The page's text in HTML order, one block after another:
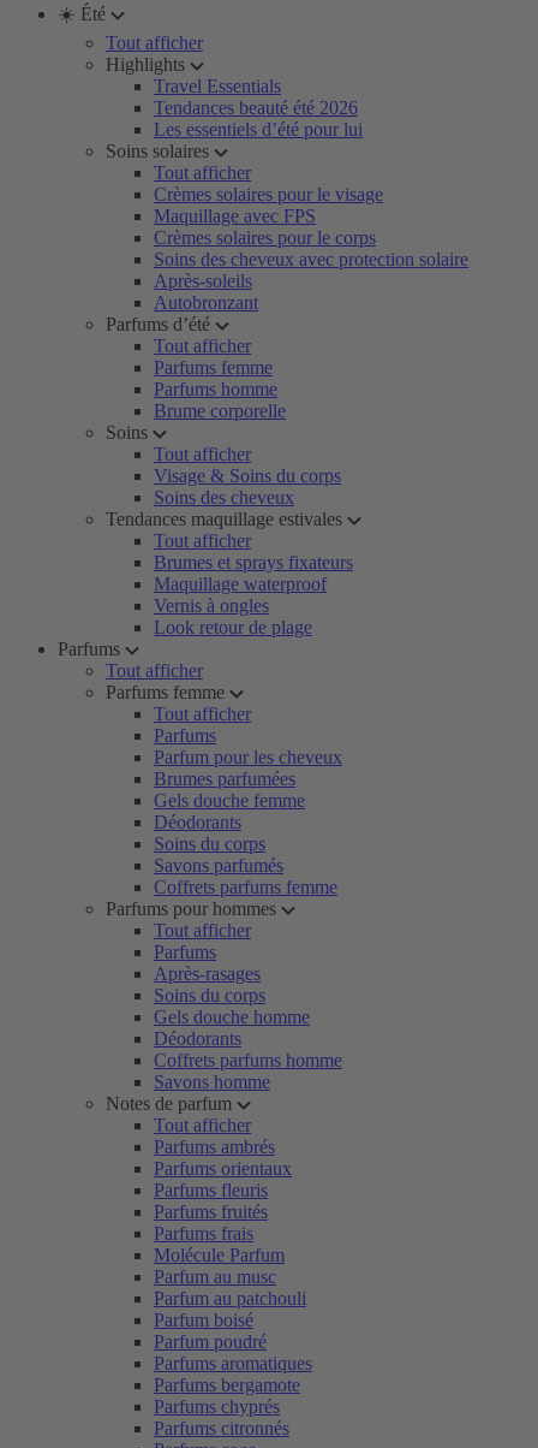
☀️ Été
Tout afficher
Highlights
Travel Essentials
Tendances beauté été 2026
Les essentiels d’été pour lui
Soins solaires
Tout afficher
Crèmes solaires pour le visage
Maquillage avec FPS
Crèmes solaires pour le corps
Soins des cheveux avec protection solaire
Après-soleils
Autobronzant
Parfums d’été
Tout afficher
Parfums femme
Parfums homme
Brume corporelle
Soins
Tout afficher
Visage & Soins du corps
Soins des cheveux
Tendances maquillage estivales
Tout afficher
Brumes et sprays fixateurs
Maquillage waterproof
Vernis à ongles
Look retour de plage
Parfums
Tout afficher
Parfums femme
Tout afficher
Parfums
Parfum pour les cheveux
Brumes parfumées
Gels douche femme
Déodorants
Soins du corps
Savons parfumés
Coffrets parfums femme
Parfums pour hommes
Tout afficher
Parfums
Après-rasages
Soins du corps
Gels douche homme
Déodorants
Coffrets parfums homme
Savons homme
Notes de parfum
Tout afficher
Parfums ambrés
Parfums orientaux
Parfums fleuris
Parfums fruités
Parfums frais
Molécule Parfum
Parfum au musc
Parfum au patchouli
Parfum boisé
Parfum poudré
Parfums aromatiques
Parfums bergamote
Parfums chyprés
Parfums citronnés